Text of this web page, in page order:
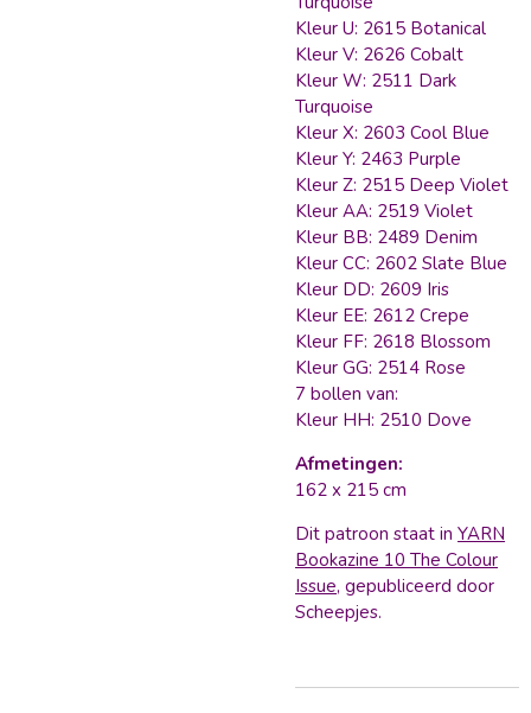
Kleur U: 2615 Botanical
Kleur V: 2626 Cobalt
Kleur W: 2511 Dark
Turquoise
Kleur X: 2603 Cool Blue
Kleur Y: 2463 Purple
Kleur Z: 2515 Deep Violet
Kleur AA: 2519 Violet
Kleur BB: 2489 Denim
Kleur CC: 2602 Slate Blue
Kleur DD: 2609 Iris
Kleur EE: 2612 Crepe
Kleur FF: 2618 Blossom
Kleur GG: 2514 Rose
7 bollen van:
Kleur HH: 2510 Dove
Afmetingen:
162 x 215 cm
Dit patroon staat in YARN
Bookazine 10 The Colour
Issue, gepubliceerd door
Scheepjes.